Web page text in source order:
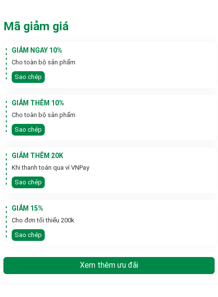
Mã giảm giá
GIẢM NGAY 10%
Cho toàn bộ sản phẩm
Sao chép
GIẢM THÊM 10%
Cho toàn bộ sản phẩm
Sao chép
GIẢM THÊM 20K
Khi thanh toán qua ví VNPay
Sao chép
GIẢM 15%
Cho đơn tối thiểu 200k
Sao chép
Xem thêm ưu đãi